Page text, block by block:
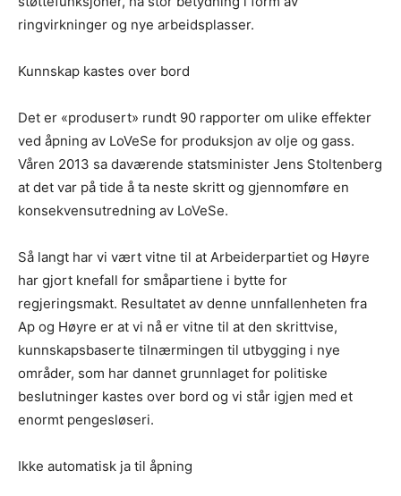
ringvirkninger og nye arbeidsplasser.
Kunnskap kastes over bord
Det er «produsert» rundt 90 rapporter om ulike effekter
ved åpning av LoVeSe for produksjon av olje og gass.
Våren 2013 sa daværende statsminister Jens Stoltenberg
at det var på tide å ta neste skritt og gjennomføre en
konsekvensutredning av LoVeSe.
Så langt har vi vært vitne til at Arbeiderpartiet og Høyre
har gjort knefall for småpartiene i bytte for
regjeringsmakt. Resultatet av denne unnfallenheten fra
Ap og Høyre er at vi nå er vitne til at den skrittvise,
kunnskapsbaserte tilnærmingen til utbygging i nye
områder, som har dannet grunnlaget for politiske
beslutninger kastes over bord og vi står igjen med et
enormt pengesløseri.
Ikke automatisk ja til åpning